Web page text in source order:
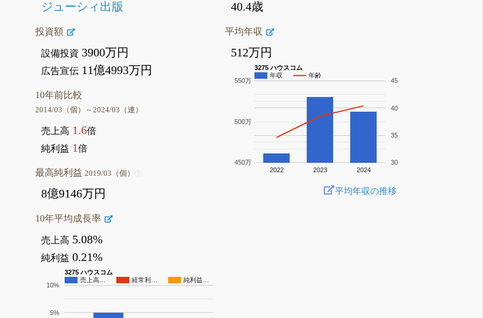
ジューシィ出版
投資額
設備投資 3900万円
広告宣伝 11億4993万円
10年前比較
2014/03（個）～2024/03（連）
売上高 1.6倍
純利益 1倍
最高純利益2019/03（個）
8億9146万円
10年平均成長率
売上高 5.08%
純利益 0.21%
3275 ハウスコム
売上高…
経常利… 純利益…
5%
10%
40.4歳
平均年収
512万円
3275 ハウスコム
年収
年齢
2022 2023 2024
450万
500万
550万
30
35
40
45
平均年収の推移